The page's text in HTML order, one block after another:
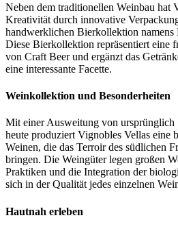
Neben dem traditionellen Weinbau hat
Kreativität durch innovative
handwerklichen Bierkollektion namens
Diese Bierkollektion repräsentiert eine
von Craft Beer und ergänzt das
eine interessante Facette.
Weinkollektion und Besonderheiten
Mit einer Ausweitung von
heute produziert Vignobles Vellas eine
Weinen, die das Terroir des südlichen
bringen. Die Weingüter legen großen
Praktiken und die Integration der
sich in der Qualität jedes einzelnen
Hautnah erleben